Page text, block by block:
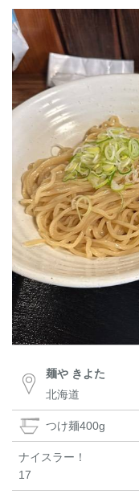
麺や きよた
北海道
つけ麺400g
ナイスラー！
17